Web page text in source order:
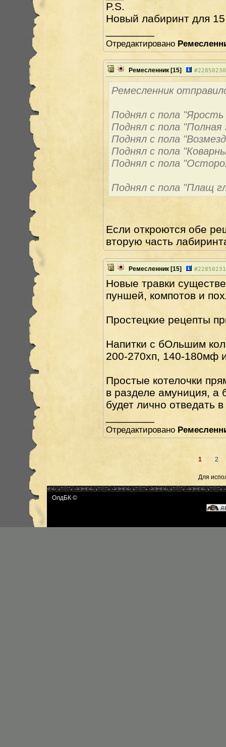
P.S.
Новый лабиринт для
________
Отредактировано
Ремесленник [15] #
Ремесленник
Поднял с пола "Ярость
Поднял с пола
Поднял с пола
Поднял с пола
Поднял с пола
Поднял с пола "Плащ
Если откроются обе
вторую часть
Ремесленник [15] #
Новые травки
пуншей, компотов и
Простецкие рецепты
Напитки с бОльшим
200-270хп, 140-180мф
Простые котелочки
в разделе амуниция, а
будет лично отведать
Отредактировано
1 2
Для
ОлдБК ©